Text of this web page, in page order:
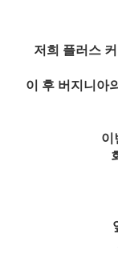
저희 플러스
이 후 버지니아
이